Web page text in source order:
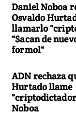
Daniel Noboa
Osvaldo
llamarlo
"Sacan de
formol"
ADN rechaza
Hurtado llame
Noboa